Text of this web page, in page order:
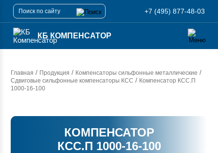
+7 (495) 877-48-03
КБ КОМПЕНСАТОР
Главная / Продукция / Компенсаторы сильфонные металлические /
Сдвиговые сильфонные компенсаторы КСС / Компенсатор КСС.П
1000-16-100
КОМПЕНСАТОР
КСС.П 1000-16-100